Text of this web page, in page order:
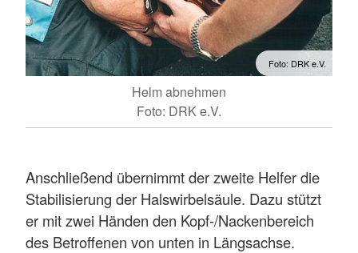
Foto: DRK e.V.
Helm abnehmen
Foto: DRK e.V.
Anschließend übernimmt der zweite Helfer die
Stabilisierung der Halswirbelsäule. Dazu stützt
er mit zwei Händen den Kopf-/Nackenbereich
des Betroffenen von unten in Längsachse.